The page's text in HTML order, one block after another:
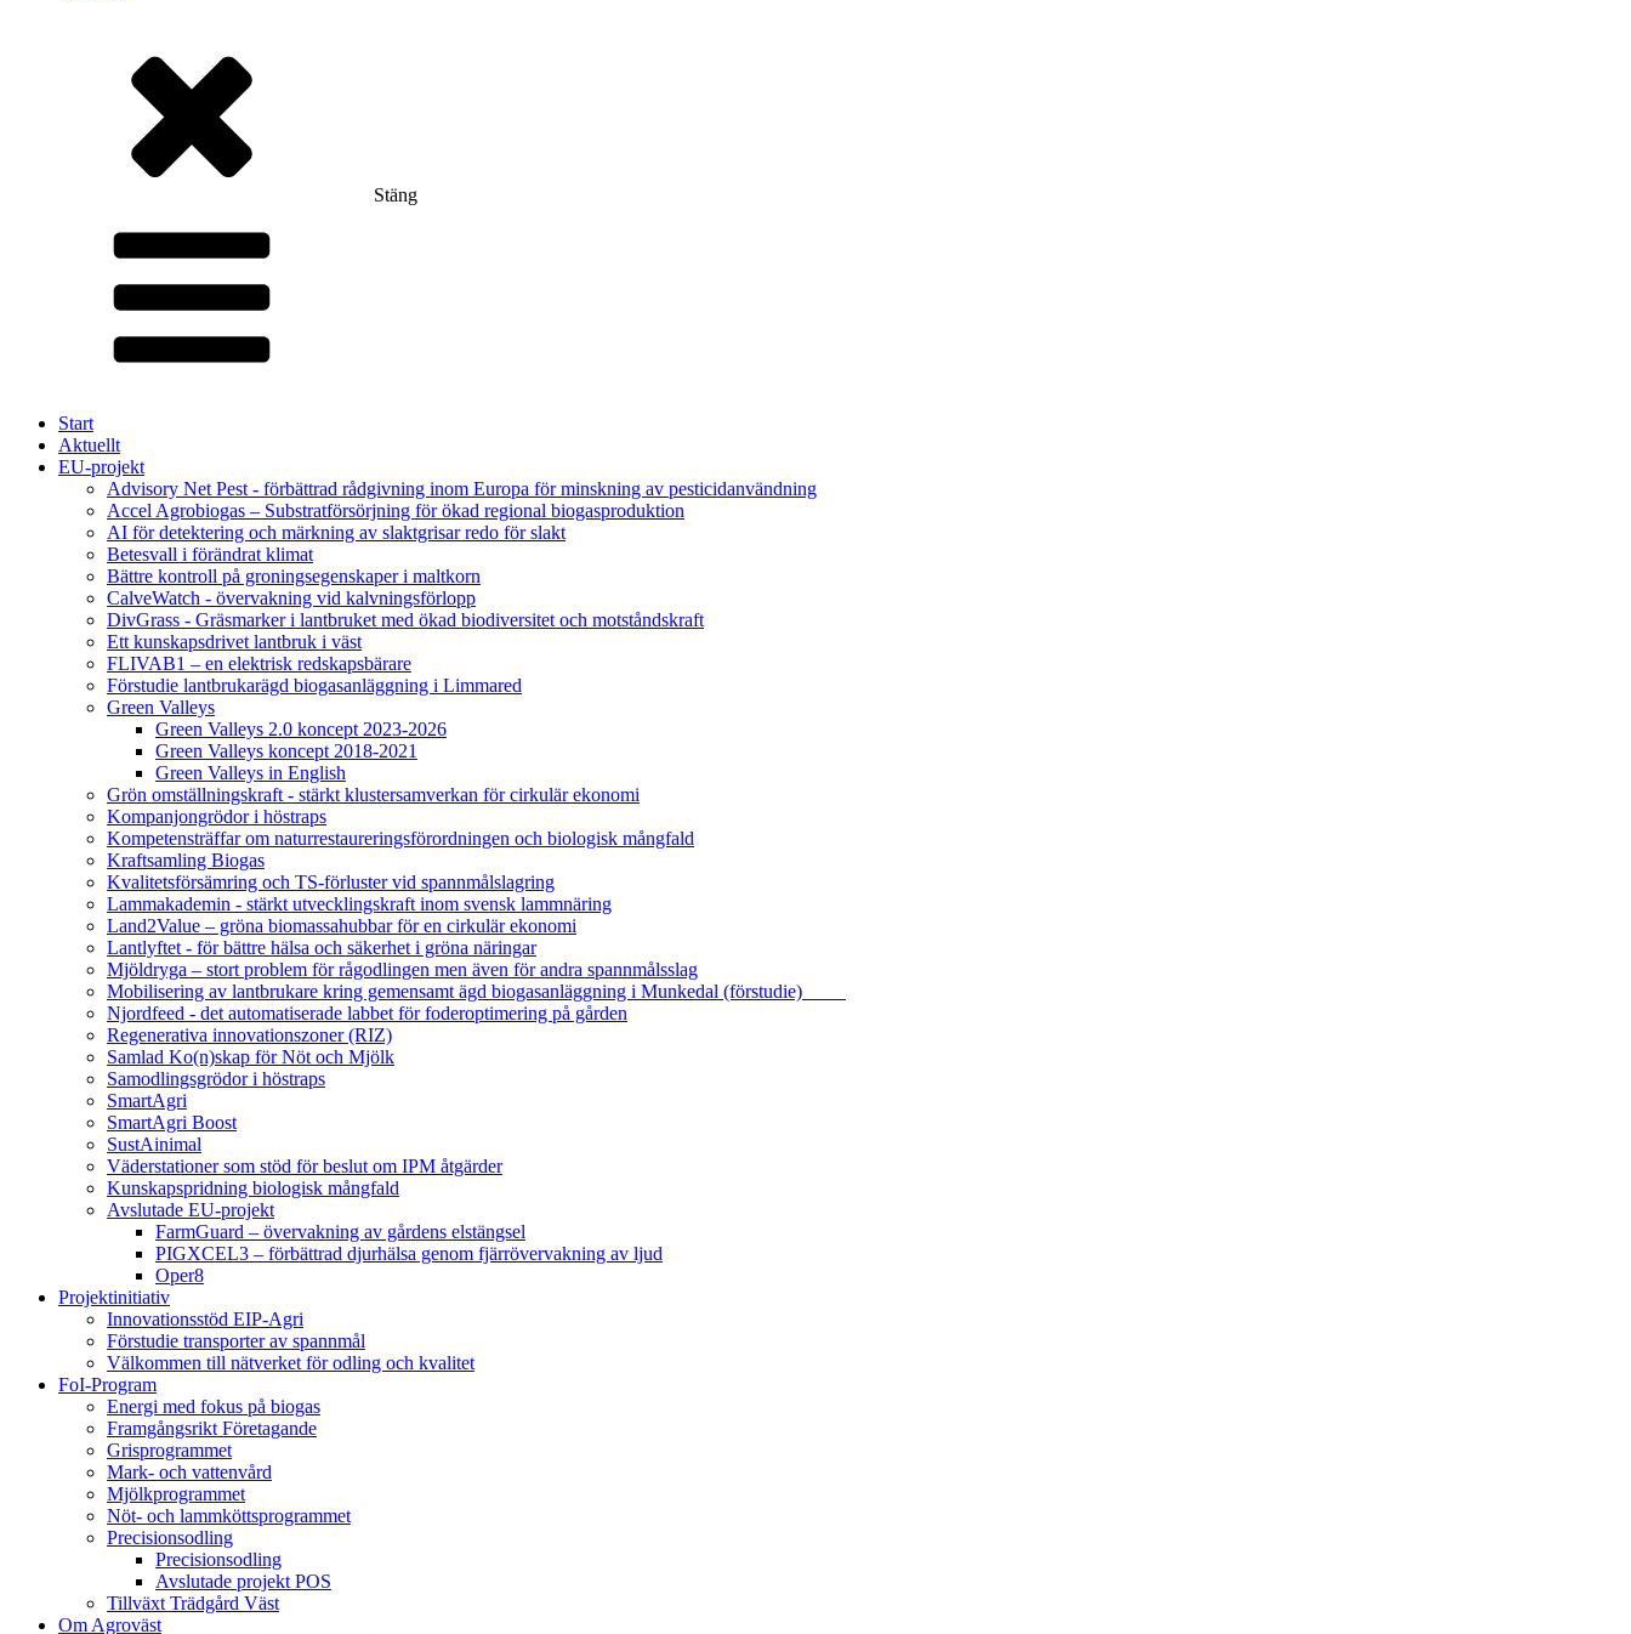
Stäng
Start
Aktuellt
EU-projekt
Advisory Net Pest - förbättrad rådgivning inom Europa för minskning av pesticidanvändning
Accel Agrobiogas – Substratförsörjning för ökad regional biogasproduktion
AI för detektering och märkning av slaktgrisar redo för slakt
Betesvall i förändrat klimat
Bättre kontroll på groningsegenskaper i maltkorn
CalveWatch - övervakning vid kalvningsförlopp
DivGrass - Gräsmarker i lantbruket med ökad biodiversitet och motståndskraft
Ett kunskapsdrivet lantbruk i väst
FLIVAB1 – en elektrisk redskapsbärare
Förstudie lantbrukarägd biogasanläggning i Limmared
Green Valleys
Green Valleys 2.0 koncept 2023-2026
Green Valleys koncept 2018-2021
Green Valleys in English
Grön omställningskraft - stärkt klustersamverkan för cirkulär ekonomi
Kompanjongrödor i höstraps
Kompetensträffar om naturrestaureringsförordningen och biologisk mångfald
Kraftsamling Biogas
Kvalitetsförsämring och TS-förluster vid spannmålslagring
Lammakademin - stärkt utvecklingskraft inom svensk lammnäring
Land2Value – gröna biomassahubbar för en cirkulär ekonomi
Lantlyftet - för bättre hälsa och säkerhet i gröna näringar
Mjöldryga – stort problem för rågodlingen men även för andra spannmålsslag
Mobilisering av lantbrukare kring gemensamt ägd biogasanläggning i Munkedal (förstudie)
Njordfeed - det automatiserade labbet för foderoptimering på gården
Regenerativa innovationszoner (RIZ)
Samlad Ko(n)skap för Nöt och Mjölk
Samodlingsgrödor i höstraps
SmartAgri
SmartAgri Boost
SustAinimal
Väderstationer som stöd för beslut om IPM åtgärder
Kunskapspridning biologisk mångfald
Avslutade EU-projekt
FarmGuard – övervakning av gårdens elstängsel
PIGXCEL3 – förbättrad djurhälsa genom fjärrövervakning av ljud
Oper8
Projektinitiativ
Innovationsstöd EIP-Agri
Förstudie transporter av spannmål
Välkommen till nätverket för odling och kvalitet
FoI-Program
Energi med fokus på biogas
Framgångsrikt Företagande
Grisprogrammet
Mark- och vattenvård
Mjölkprogrammet
Nöt- och lammköttsprogrammet
Precisionsodling
Precisionsodling
Avslutade projekt POS
Tillväxt Trädgård Väst
Om Agroväst